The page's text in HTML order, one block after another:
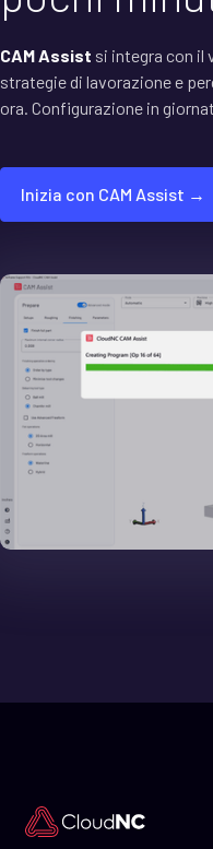
CAM Assist si integra con il
strategie di lavorazione e
ora. Configurazione in
Inizia con CAM Assist →